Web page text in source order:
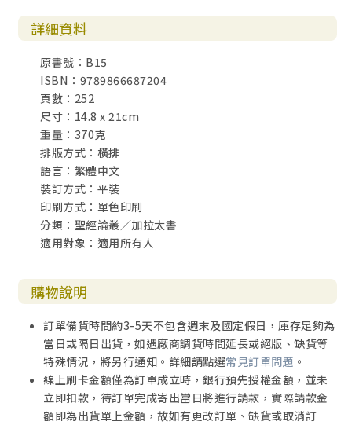
詳細資料
原書號：B15
ISBN：9789866687204
頁數：252
尺寸：14.8 x 21cm
重量：370克
排版方式：橫排
語言：繁體中文
裝訂方式：平裝
印刷方式：單色印刷
分類：聖經論叢／加拉太書
適用對象：適用所有人
購物說明
訂單備貨時間約3-5天不包含週末及國定假日，庫存足夠為
當日或隔日出貨，如遇廠商調貨時間延長或絕版、缺貨等
特殊情況，將另行通知。詳細請點選常見訂單問題 。
線上刷卡金額僅為訂單成立時，銀行預先授權金額，並未
立即扣款，待訂單完成寄出當日將進行請款，實際請款金
額即為出貨單上金額，故如有更改訂單、缺貨或取消訂